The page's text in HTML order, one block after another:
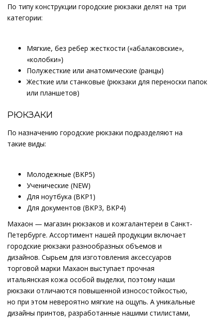
По типу конструкции городские рюкзаки делят на три
категории:
Мягкие, без ребер жесткости («абалаковские»,
«колобки»)
Полужесткие или анатомические (ранцы)
Жесткие или станковые (рюкзаки для переноски папок
или планшетов)
РЮКЗАКИ
По назначению городские рюкзаки подразделяют на
такие виды:
Молодежные (BKP5)
Ученические (NEW)
Для ноутбука (BKP1)
Для документов (BKP3, BKP4)
Махаон — магазин рюкзаков и кожгалантереи в Санкт-
Петербурге. Ассортимент нашей продукции включает
городские рюкзаки разнообразных объемов и
дизайнов. Сырьем для изготовления аксессуаров
торговой марки Махаон выступает прочная
итальянская кожа особой выделки, поэтому наши
рюкзаки отличаются повышенной износостойкостью,
но при этом невероятно мягкие на ощупь. А уникальные
дизайны принтов, разработанные нашими стилистами,